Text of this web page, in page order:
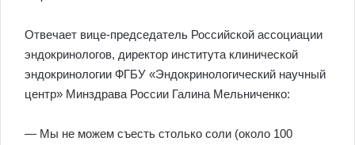
Отвечает вице-председатель Российской ассоциации
эндокринологов, директор института клинической
эндокринологии ФГБУ «Эндокринологический научный
центр» Минздрава России Галина Мельниченко:
— Мы не можем съесть столько соли (около 100